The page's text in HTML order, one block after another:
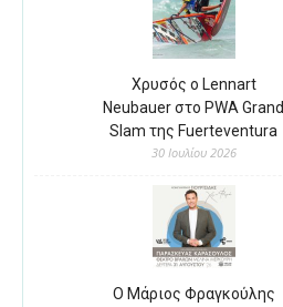
Χρυσός ο Lennart
Neubauer στο PWA Grand
Slam της Fuerteventura
30 Ιουλίου 2026
Ο Μάριος Φραγκούλης